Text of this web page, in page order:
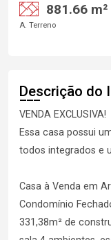
881.66 m²
A. Terreno
Descrição do
VENDA EXCLUSIVA!
Essa casa possui
todos integrados e
Casa à Venda em
Condomínio
331,38m² de